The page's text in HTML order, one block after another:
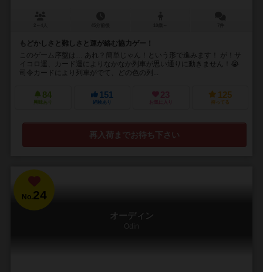
もどかしさと難しさと運が絡む協力ゲー！
このゲーム序盤は… あれ？簡単じゃん！という形で進みます！ が！サ
イコロ運、カード運によりなかなか列車が思い通りに動きません！😭
司令カードにより列車がでて、どの色の列...
84
興味あり
151
経験あり
23
お気に入り
125
持ってる
再入荷までお待ち下さい
No.24
オーディン
Odin